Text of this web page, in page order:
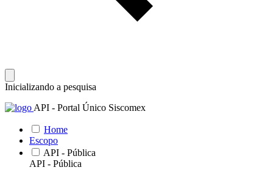
Inicializando a pesquisa
API - Portal Único Siscomex
Home
Escopo
API - Pública
API - Pública